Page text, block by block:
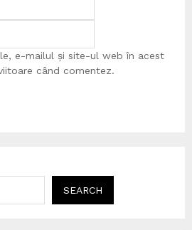
e-mailul și site-ul web în acest
când comentez.
SEARCH